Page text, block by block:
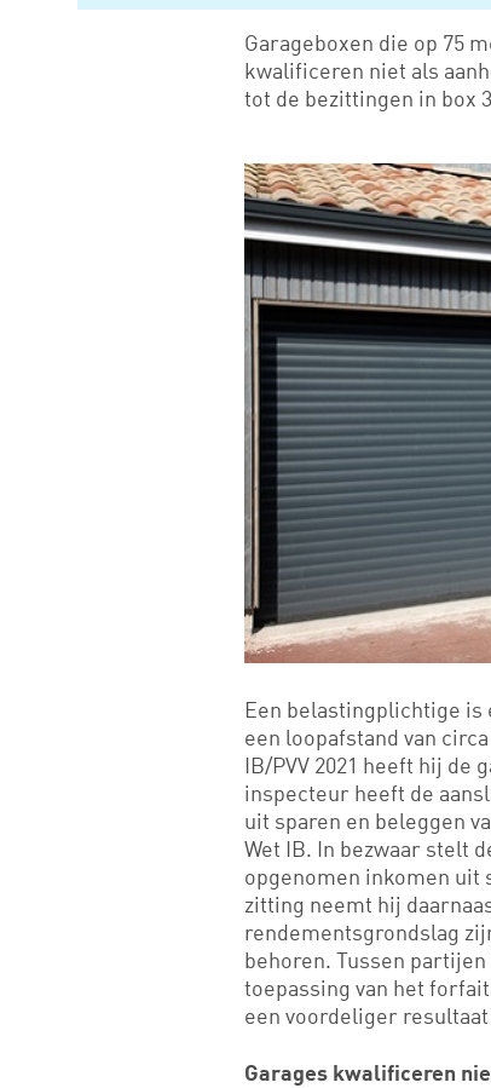
Garageboxen die op 75
kwalificeren niet als
tot de bezittingen in box
Een belastingplichtige is
een loopafstand van
IB/PVV 2021 heeft hij de
inspecteur heeft de
uit sparen en beleggen
Wet IB. In bezwaar stelt
opgenomen inkomen uit
zitting neemt hij
rendementsgrondslag
behoren. Tussen
toepassing van het
een voordeliger
Garages kwalificeren